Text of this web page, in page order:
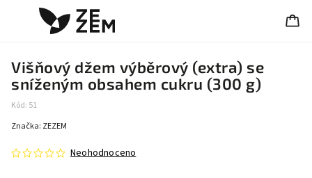
Višňový džem výběrový (extra) se
sníženým obsahem cukru (300 g)
Kód: 51
Neohodnoceno
Značka: ZEZEM